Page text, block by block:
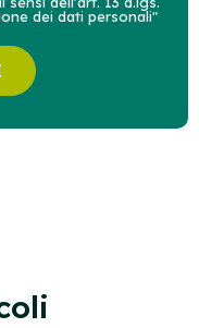
dei dati personali"